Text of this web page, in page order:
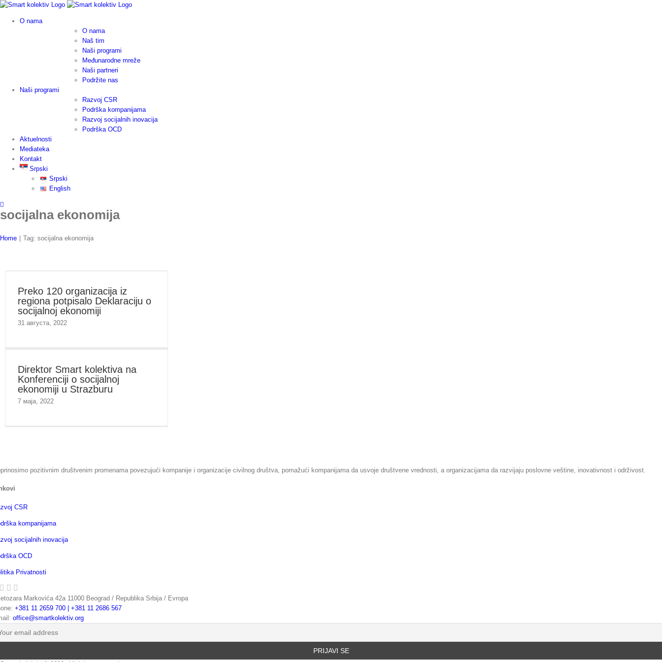
Skip
contentO nama
O nama
Naš tim
Naši programi
Međunarodne mreže
Naši partneri
Podržite nas
Naši programi
Razvoj CSR
Podrška kompanijama
Razvoj socijalnih inovacija
Podrška OCD
Aktuelnosti
Mediateka
Kontakt
Srpski
Srpski
English
socijalna ekonomija
Home Tag: socijalna ekonomija
Preko 120 organizacija iz
regiona potpisalo Deklaraciju o
socijalnoj ekonomiji
31 августа, 2022
Direktor Smart kolektiva na
Konferenciji o socijalnoj
ekonomiji u Strazburu
7 маја, 2022
pozitivnim društvenim promenama povezujući kompanije i organizacije civilnog društva, pomažući kompanijama da usvoje društvene vrednosti, a organizacijama da razvijaju poslovne veštine, inovativnost i održivost.
CSR
kompanijama
socijalnih inovacija
OCD
Privatnosti
Markovića 42a 11000 Beograd / Republika Srbija / Evropa
+381 11 2659 700 | +381 11 2686 567
office@smartkolektiv.org